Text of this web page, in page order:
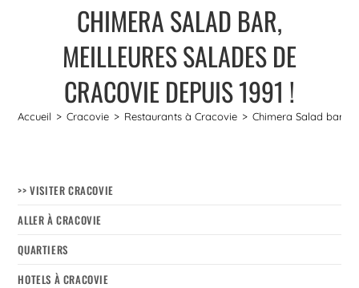
CHIMERA SALAD BAR,
MEILLEURES SALADES DE
CRACOVIE DEPUIS 1991 !
Accueil > Cracovie > Restaurants à Cracovie > Chimera Salad bar,
>> VISITER CRACOVIE
ALLER À CRACOVIE
QUARTIERS
HOTELS À CRACOVIE